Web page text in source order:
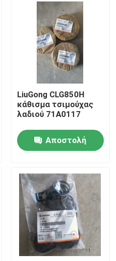
LiuGong CLG850H
κάθισμα τσιμούχας
λαδιού 71A0117
Αποστολή